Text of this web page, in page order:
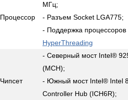
Процессор
МГц;
- Разъем Socket LGA775;
- Поддержка процессоров
HyperThreading
Чипсет
- Северный мост Intel®
(MCH);
- Южный мост Intel® Intel
Controller Hub (ICH6R);